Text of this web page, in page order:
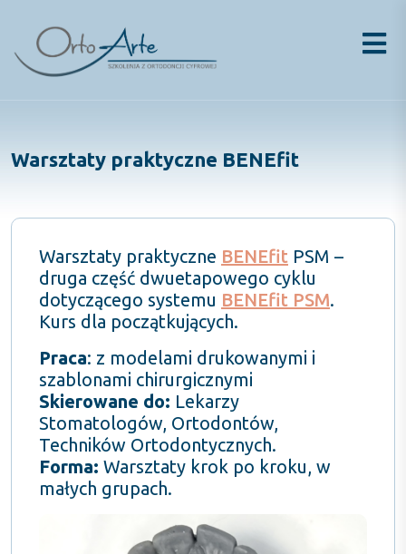
content
Warsztaty praktyczne BENEfit
Warsztaty praktyczne BENEfit PSM –
druga część dwuetapowego cyklu
dotyczącego systemu BENEfit PSM.
Kurs dla początkujących.
Praca: z modelami drukowanymi i
szablonami chirurgicznymi
Skierowane do: Lekarzy
Stomatologów, Ortodontów,
Techników Ortodontycznych.
Forma: Warsztaty krok po kroku, w
małych grupach.